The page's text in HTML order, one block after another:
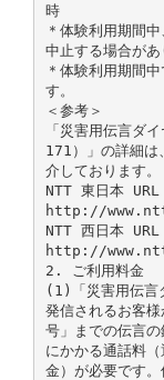
時
＊体験利用期間
中止する場合があ
＊体験利用期間
す。
＜参考＞
「災害用伝言ダ
171）」の詳細は
介しております。
NTT 東日本 URL
http://
NTT 西日本 URL
http://
2. ご利用料金
(1)「災害用伝言
発信されるお客
号」までの伝言
にかかる通話料
金）が必要です